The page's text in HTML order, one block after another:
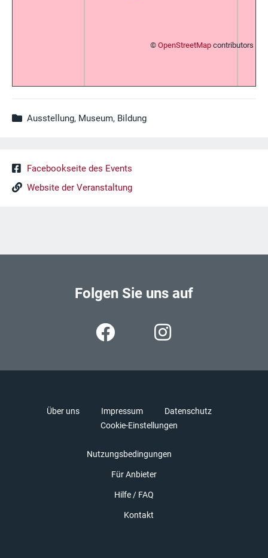
© OpenStreetMap contributors
Ausstellung, Museum, Bildung
Facebookseite des Events
Website der Veranstaltung
Folgen Sie uns auf
Über uns Impressum
Datenschutz
Cookie-Einstellungen
Nutzungsbedingungen
Für Anbieter
Hilfe / FAQ
Kontakt